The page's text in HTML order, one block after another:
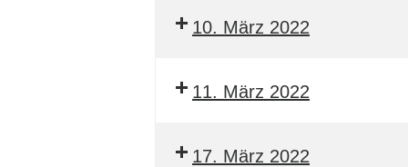
10. März 2022
11. März 2022
17. März 2022